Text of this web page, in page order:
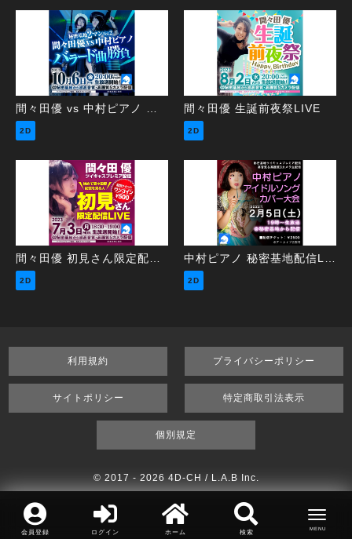
2D
間々田優 生誕前夜祭LIVE
2D
間々田優 初見さん限定配信LIVE
2D
中村ピアノ 秘密基地配信LIVE ～アイドルソングカバー大会～
2D
利用規約 プライバシーポリシー
サイトポリシー 特定商取引法表示
個別規定
© 2017 - 2026 4D-CH / L.A.B Inc.
会員登録 ログイン ホーム 検索